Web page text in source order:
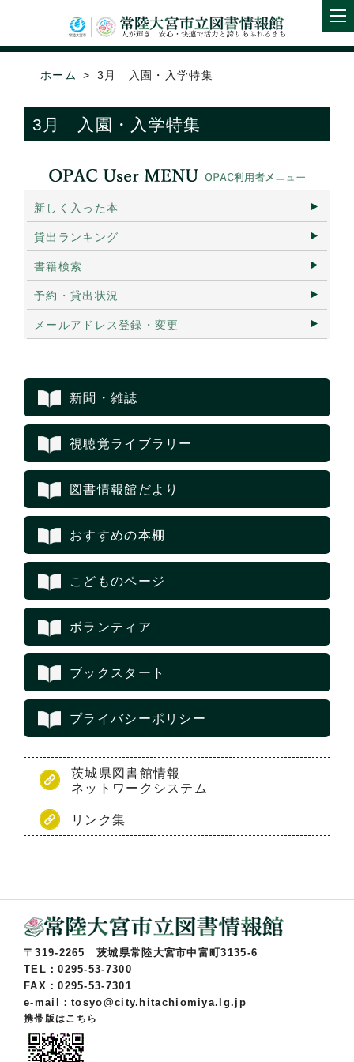
ホーム 3月 入園・入学特集
3月 入園・入学特集
新しく入った本
貸出ランキング
書籍検索
予約・貸出状況
メールアドレス登録・変更
新聞・雑誌
視聴覚ライブラリー
図書情報館だより
おすすめの本棚
こどものページ
ボランティア
ブックスタート
プライバシーポリシー
茨城県図書館情報
ネットワークシステム
リンク集
〒319-2265 茨城県常陸大宮市中富町3135-6
TEL：0295-53-7300
FAX：0295-53-7301
e-mail：tosyo@city.hitachiomiya.lg.jp
携帯版はこちら